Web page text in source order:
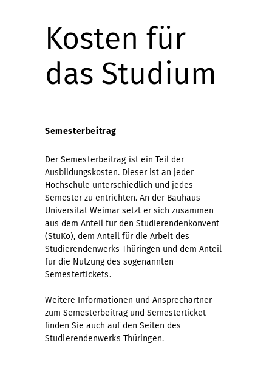
Kosten für
das Studium
Semesterbeitrag
DerSemesterbeitrag ist ein Teil der
Ausbildungskosten. Dieser ist an jeder
Hochschule unterschiedlich und jedes
Semester zu entrichten. An der Bauhaus-
Universität Weimar setzt er sich zusammen
aus dem Anteil für den Studierendenkonvent
(StuKo), dem Anteil für die Arbeit des
Studierendenwerks Thüringen und dem Anteil
für die Nutzung des sogenannten
Semestertickets.
Weitere Informationen und Ansprechartner
zum Semesterbeitrag und Semesterticket
finden Sie auch auf den Seiten des
Studierendenwerks Thüringen.